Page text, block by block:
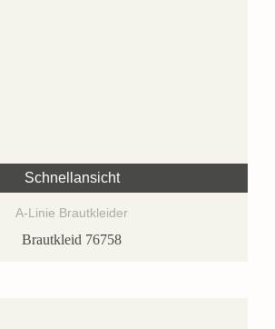
Schnellansicht
A-Linie Brautkleider
Brautkleid 76758